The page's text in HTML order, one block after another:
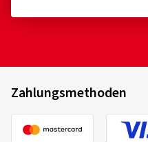
Zahlungsmethoden